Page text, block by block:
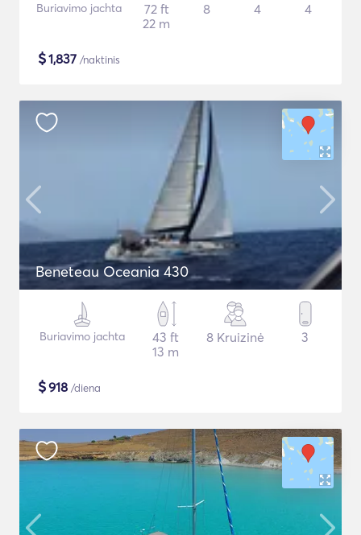
Buriavimo jachta
72 ft
22 m
8 4 4
$1,837 /naktinis
Beneteau Oceania 430
Buriavimo jachta
43 ft
13 m
8 Kruizinė 3
$918 /diena